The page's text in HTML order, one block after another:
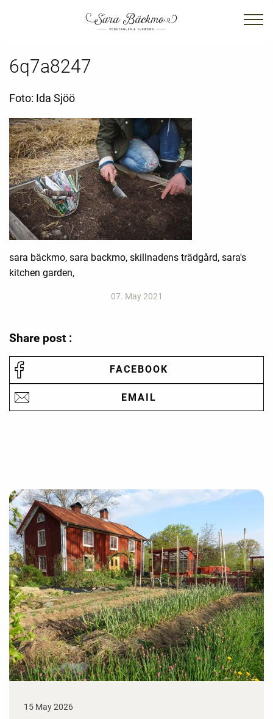
6q7a8247
Foto: Ida Sjöö
sara bäckmo, sara backmo, skillnadens trädgård, sara's
kitchen garden,
07. May 2021
Share post :
FACEBOOK
EMAIL
15 May 2026